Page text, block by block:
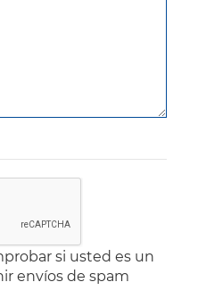
si usted es un
envíos de spam